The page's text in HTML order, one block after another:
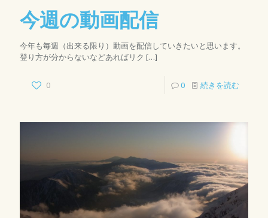
今週の動画配信
今年も毎週（出来る限り）動画を配信していきたいと思います。
登り方が分からないなどあればリク […]
0 0 続きを読む